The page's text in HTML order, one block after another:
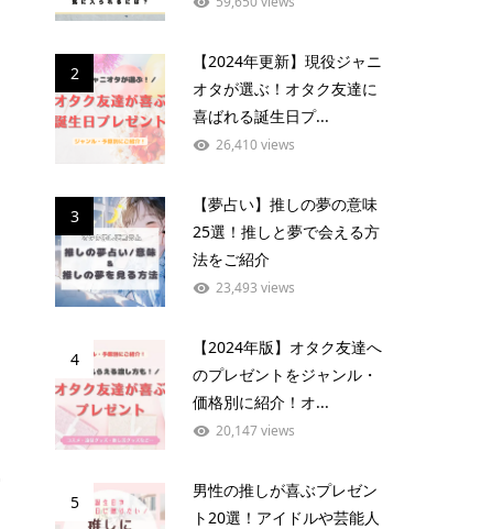
2
【2024年更新】現役ジャニ
オタが選ぶ！オタク友達に
喜ばれる誕生日プ...
26,410 views
3
【夢占い】推しの夢の意味
25選！推しと夢で会える方
法をご紹介
23,493 views
4
【2024年版】オタク友達へ
のプレゼントをジャンル・
価格別に紹介！オ...
20,147 views
5
男性の推しが喜ぶプレゼン
ト20選！アイドルや芸能人